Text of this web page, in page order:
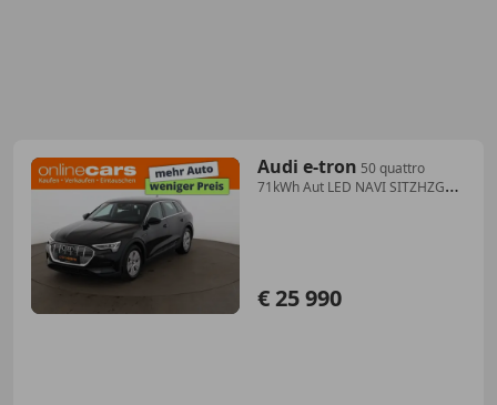
Audi e-tron 50 quattro
71kWh Aut LED NAVI SITZHZG
€ 25 990